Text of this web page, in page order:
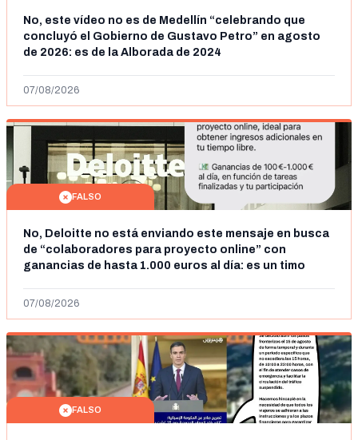
No, este vídeo no es de Medellín “celebrando que
concluyó el Gobierno de Gustavo Petro” en agosto
de 2026: es de la Alborada de 2024
07/08/2026
FALSO
No, Deloitte no está enviando este mensaje en busca
de “colaboradores para proyecto online” con
ganancias de hasta 1.000 euros al día: es un timo
07/08/2026
FALSO